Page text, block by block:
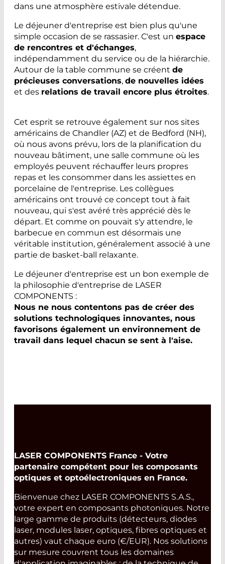
dans une atmosphère estivale détendue.
Le déjeuner d'entreprise est bien plus qu'une
simple occasion de se rassasier. C'est un espace
de rencontres et d'échanges,
indépendamment du service ou de la hiérarchie.
Autour de la table commune se créent de
précieuses conversations, de nouvelles idées
et des relations de travail encore plus étroites.
Cet esprit se retrouve également sur nos sites
américains de Chandler (AZ) et de Bedford (NH),
où nous avons prévu, lors de la planification du
nouveau bâtiment, une salle commune où les
employés peuvent réchauffer leurs propres
repas et les consommer dans les assiettes en
porcelaine de l'entreprise. Les collègues
américains ont trouvé ce concept tout à fait
nouveau, qui s'est avéré très apprécié dès le
départ. Et comme on pouvait s'y attendre, le
barbecue en commun est désormais une
véritable institution, généralement associé à une
partie de basket-ball relaxante.
Le déjeuner d'entreprise est un bon exemple de
la philosophie d'entreprise de LASER
COMPONENTS :
Nous ne nous contentons pas de créer des
solutions technologiques innovantes, nous
favorisons également un environnement de
travail dans lequel chacun se sent à l'aise.
LASER COMPONENTS France - Votre
partenaire compétent pour les composants
optiques et optoélectroniques en France.
Bienvenue chez LASER COMPONENTS S.A.S.,
votre expert en composants photoniques. Notre
large gamme de produits (détecteurs, diodes
laser, modules laser, optiques, fibres optiques et
autres) vaut chaque euro (€/EUR). Nos solutions
sur mesure couvrent tous les domaines